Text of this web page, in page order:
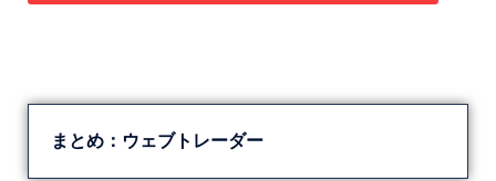
まとめ：ウェブトレーダー